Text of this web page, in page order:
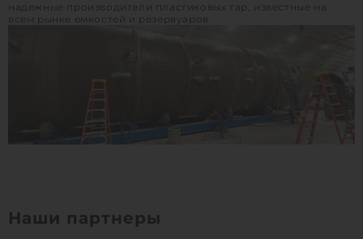
надежные производители пластиковых тар, известные на
всем рынке емкостей и резервуаров.
Наши партнеры